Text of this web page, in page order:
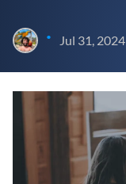
• Jul 31, 2024